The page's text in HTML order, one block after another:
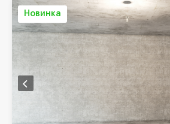
Новинка